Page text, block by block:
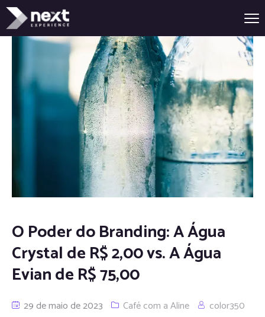
O Poder do Branding: A Água
Crystal de R$ 2,00 vs. A Água
Evian de R$ 75,00
29 de maio de 2023 Café com a Aline
color350